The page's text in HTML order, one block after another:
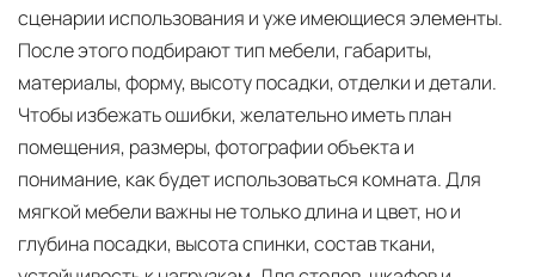
сценарии использования и уже имеющиеся элементы.
После этого подбирают тип мебели, габариты,
материалы, форму, высоту посадки, отделки и детали.
Чтобы избежать ошибки, желательно иметь план
помещения, размеры, фотографии объекта и
понимание, как будет использоваться комната. Для
мягкой мебели важны не только длина и цвет, но и
глубина посадки, высота спинки, состав ткани,